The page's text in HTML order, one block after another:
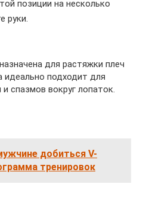
позиции на несколько
руки.
для растяжки плеч
идеально подходит для
спазмов вокруг лопаток.
добиться V-
тренировок